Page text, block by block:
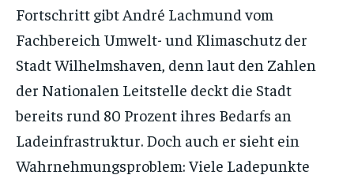
Fortschritt gibt André Lachmund vom
Fachbereich Umwelt- und Klimaschutz der
Stadt Wilhelmshaven, denn laut den Zahlen
der Nationalen Leitstelle deckt die Stadt
bereits rund 80 Prozent ihres Bedarfs an
Ladeinfrastruktur. Doch auch er sieht ein
Wahrnehmungsproblem: Viele Ladepunkte